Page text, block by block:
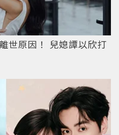
世原因！ 兒媳譚以欣打